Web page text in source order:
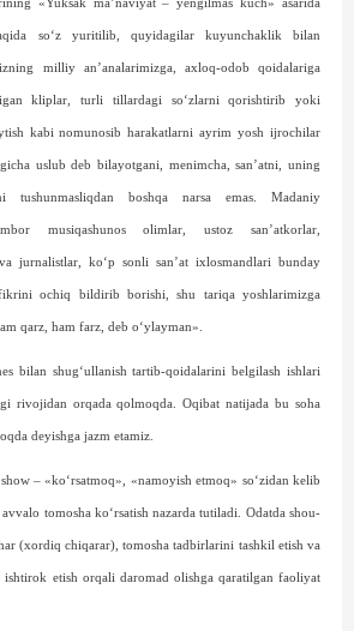
«Yuksak ma’naviyat – yengilmas kuch» asarida
so‘z yuritilib, quyidagilar kuyunchaklik bilan
milliy an’analarimizga, axloq-odob qoidalariga
kliplar, turli tillardagi so‘zlarni qorishtirib yoki
kabi nomunosib harakatlarni ayrim yosh ijrochilar
uslub deb bilayotgani, menimcha, san’atni, uning
tushunmasliqdan boshqa narsa emas. Madaniy
musiqashunos olimlar, ustoz san’atkorlar,
jurnalistlar, ko‘p sonli san’at ixlosmandlari bunday
fikrini ochiq bildirib borishi, shu tariqa yoshlarimizga
qarz, ham farz, deb o‘ylayman».
bilan shug‘ullanish tartib-qoidalarini belgilash ishlari
rivojidan orqada qolmoqda. Oqibat natijada bu soha
deyishga jazm etamiz.
– «ko‘rsatmoq», «namoyish etmoq» so‘zidan kelib
tomosha ko‘rsatish nazarda tutiladi. Odatda shou-
(xordiq chiqarar), tomosha tadbirlarini tashkil etish va
etish orqali daromad olishga qaratilgan faoliyat